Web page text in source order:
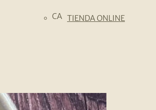
CA TIENDA ONLINE